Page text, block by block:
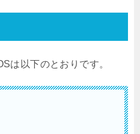
は以下のとおりです。